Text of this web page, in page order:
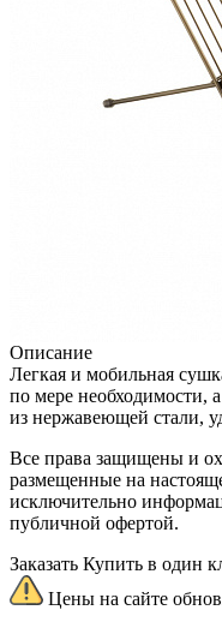
Описание
Легкая и мобильная
по мере необходимости,
из нержавеющей стали,
Все права защищены и
размещенные на
исключительно
публичной офертой.
Заказать Купить в один
Цены на сайте